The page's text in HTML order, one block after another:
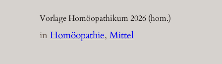
Vorlage Homöopathikum 2026 (hom.)
inHomöopathie, Mittel